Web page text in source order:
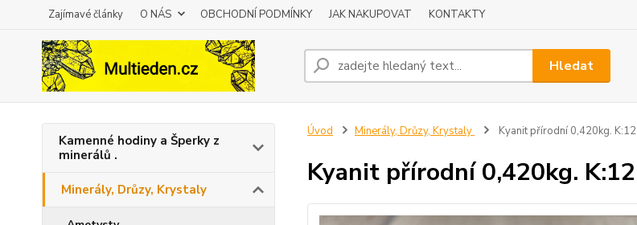
Zajímavé články O NÁS OBCHODNÍ PODMÍNKY JAK NAKUPOVAT KONTAKTY
Hledat
Kamenné hodiny a Šperky z
minerálů .
Minerály, Drůzy, Krystaly
Úvod Minerály, Drůzy, Krystaly Kyanit přírodní 0,420kg. K:12
Kyanit přírodní 0,420kg. K:12